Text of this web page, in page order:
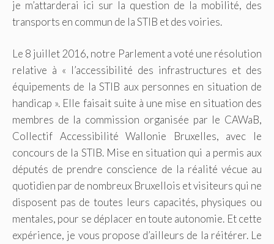
je m’attarderai ici sur la question de la mobilité, des
transports en commun de la STIB et des voiries.
Le 8 juillet 2016, notre Parlement a voté une résolution
relative à « l’accessibilité des infrastructures et des
équipements de la STIB aux personnes en situation de
handicap ». Elle faisait suite à une mise en situation des
membres de la commission organisée par le CAWaB,
Collectif Accessibilité Wallonie Bruxelles, avec le
concours de la STIB. Mise en situation qui a permis aux
députés de prendre conscience de la réalité vécue au
quotidien par de nombreux Bruxellois et visiteurs qui ne
disposent pas de toutes leurs capacités, physiques ou
mentales, pour se déplacer en toute autonomie. Et cette
expérience, je vous propose d’ailleurs de la réitérer. Le